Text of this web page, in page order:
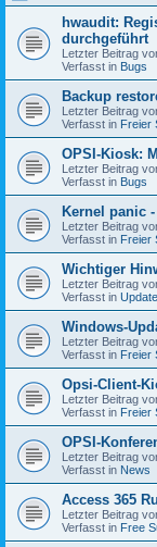
hwaudit:
durchgeführt
Letzter Beitrag
Verfasst in Bugs
Backup
Letzter Beitrag
Verfasst in Freier
OPSI-Kiosk:
Letzter Beitrag
Verfasst in Bugs
Kernel panic
Letzter Beitrag
Verfasst in Freier
Wichtiger
Letzter Beitrag
Verfasst in
Windows-
Letzter Beitrag
Verfasst in Freier
Opsi-Client-
Letzter Beitrag
Verfasst in Freier
OPSI-
Letzter Beitrag
Verfasst in News
Access 365
Letzter Beitrag
Verfasst in Free